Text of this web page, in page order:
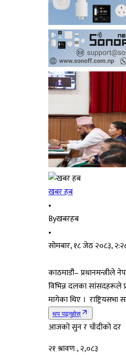
खबर हब
•
Byखबरहब
•
सोमबार, १८ जेठ २०८३,
काठमाडौं–
विभिन्न दलका सांसदहरूले
मागेका थिए ।
थप पढ्नुहोस्
आजको सुन र चाँदीको दर
२१ श्रावण , २,०८३